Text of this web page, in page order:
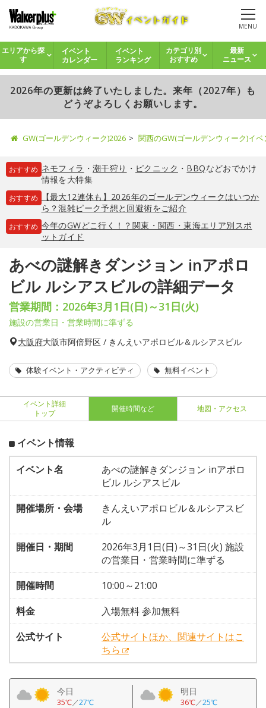
MENU
エリアから探
す
イベント
カレンダー
イベント
ランキング
カテゴリ別
おすすめ
最新
ニュース
2026年の更新は終了いたしました。来年（2027年）も
どうぞよろしくお願いします。
GW(ゴールデンウィーク)2026 関西のGW(ゴールデンウィーク)イ
おすすめ ネモフィラ ・ 潮干狩り ・ ピクニック ・ BBQなどおでかけ
情報を大特集
おすすめ
【最大12連休も】2026年のゴールデンウィークはいつか
ら？混雑ピーク予想と回避術をご紹介
おすすめ 今年のGWどこ行く！？関東・関西・東海エリア別スポ
ットガイド
あべの謎解きダンジョン inアポロ
ビル ルシアスビルの詳細データ
営業期間：2026年3月1日(日)～31日(火)
施設の営業日・営業時間に準ずる
大阪府大阪市阿倍野区 / きんえいアポロビル＆ルシアスビル
体験イベント・アクティビティ 無料イベント
イベント詳細
トップ
開催時間など 地図・アクセス
イベント情報
イベント名
あべの謎解きダンジョン inアポロ
ビル ルシアスビル
開催場所・会場
きんえいアポロビル＆ルシアスビ
ル
開催日・期間
2026年3月1日(日)～31日(火) 施設
の営業日・営業時間に準ずる
開催時間
10:00～21:00
料金
入場無料 参加無料
公式サイト
公式サイトほか、関連サイトはこ
ちら
今日
35℃／27℃
明日
36℃／25℃